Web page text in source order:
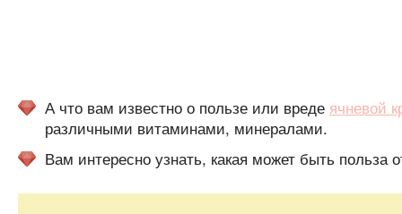
А что вам известно о пользе или вреде ячневой
различными витаминами, минералами.
Вам интересно узнать, какая может быть польза